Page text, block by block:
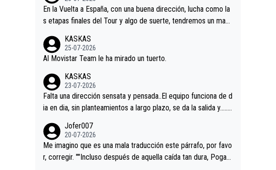
En la Vuelta a España, con una buena dirección, lucha como la
s etapas finales del Tour y algo de suerte, tendremos un magn
KASKAS
25-07-2026
Al Movistar Team le ha mirado un tuerto.
KASKAS
23-07-2026
Falta una dirección sensata y pensada..El equipo funciona de d
ia en dia, sin planteamientos a largo plazo, se da la salida y…..v
a, Minguez, Velez etc etc.Me da pena vivir estos momentos t
an tristes sin victorias.
Jofer007
20-07-2026
Me imagino que es una mala traducción este párrafo, por favo
r, corregir. ""Incluso después de aquella caída tan dura, Pogac